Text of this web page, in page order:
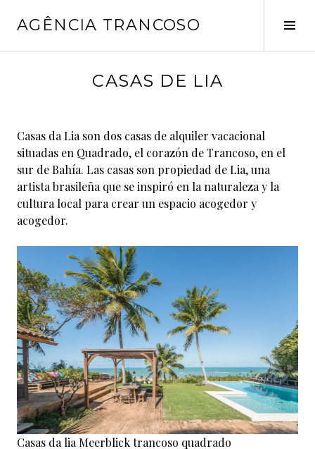
paraAGÊNCIA TRANCOSO
h
o
1
6
,
2
2
CASAS DE LIA
Casas da Lia son dos casas de alquiler vacacional
situadas en Quadrado, el corazón de Trancoso, en el
sur de Bahía. Las casas son propiedad de Lia, una
artista brasileña que se inspiró en la naturaleza y la
cultura local para crear un espacio acogedor y
acogedor.
Casas da lia Meerblick trancoso quadrado